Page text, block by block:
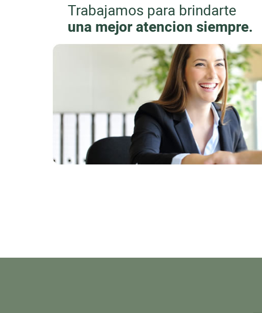
Trabajamos para brindarte
una mejor atencion siempre.